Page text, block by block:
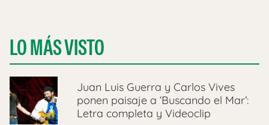
LO MÁS VISTO
Juan Luis Guerra y Carlos Vives
ponen paisaje a ‘Buscando el Mar’:
Letra completa y Videoclip